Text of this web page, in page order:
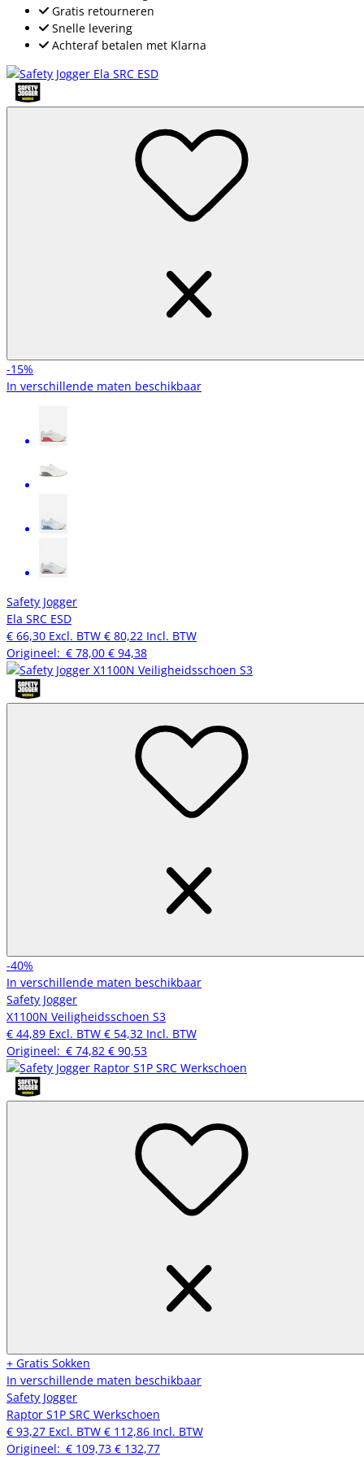
Gratis retourneren
Snelle levering
Achteraf betalen met Klarna
-15%
In verschillende maten beschikbaar
Safety Jogger
Ela SRC ESD
€ 66,30 Excl. BTW € 80,22 Incl. BTW
Origineel: € 78,00 € 94,38
-40%
In verschillende maten beschikbaar
Safety Jogger
X1100N Veiligheidsschoen S3
€ 44,89 Excl. BTW € 54,32 Incl. BTW
Origineel: € 74,82 € 90,53
+ Gratis Sokken
In verschillende maten beschikbaar
Safety Jogger
Raptor S1P SRC Werkschoen
€ 93,27 Excl. BTW € 112,86 Incl. BTW
Origineel: € 109,73 € 132,77